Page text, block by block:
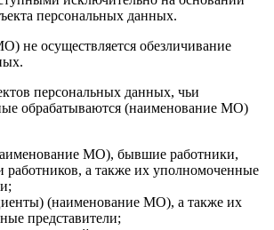
персональных данных.
не осуществляется обезличивание
персональных данных, чьи
обрабатываются (наименование МО)
МО), бывшие работники,
работников, а также их уполномоченные
(наименование МО), а также их
представители;